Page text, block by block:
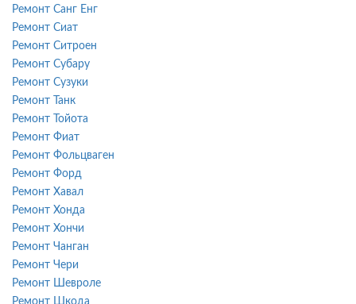
Ремонт Санг Енг
Ремонт Сиат
Ремонт Ситроен
Ремонт Субару
Ремонт Сузуки
Ремонт Танк
Ремонт Тойота
Ремонт Фиат
Ремонт Фольцваген
Ремонт Форд
Ремонт Хавал
Ремонт Хонда
Ремонт Хончи
Ремонт Чанган
Ремонт Чери
Ремонт Шевроле
Ремонт Шкода